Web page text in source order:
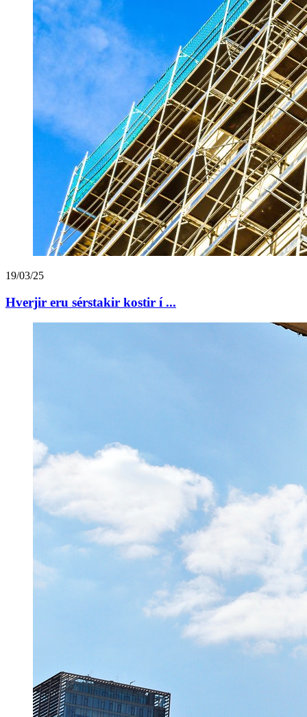
19/03/25
Hverjir eru sérstakir kostir í ...